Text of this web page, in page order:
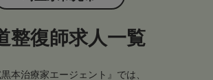
整復師求人一覧
黒本治療家エージェント』では、